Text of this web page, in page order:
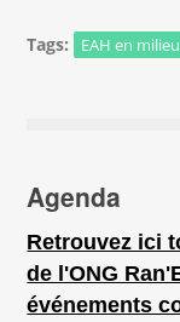
Tags: EAH en
Agenda
Retrouvez ici
de l'ONG
événements